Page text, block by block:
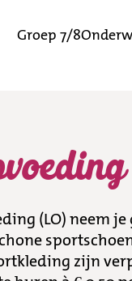
Groep 7/8
(LO) neem
zijn